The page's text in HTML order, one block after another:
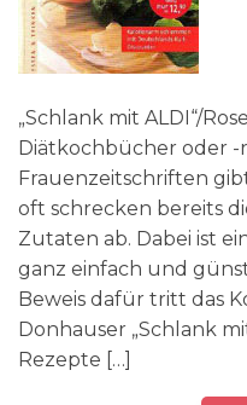
„Schlank mit ALDI“/
Diätkochbücher oder -
Frauenzeitschriften
oft schrecken bereits
Zutaten ab. Dabei ist
ganz einfach und
Beweis dafür tritt das
Donhauser „Schlank
Rezepte […]